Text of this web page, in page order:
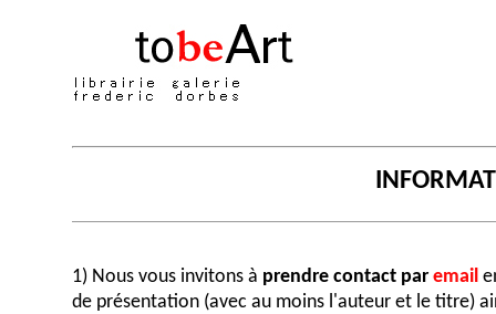
1) Nous vous invitons à prendre contact par email
de présentation (avec au moins l'auteur et le titre)